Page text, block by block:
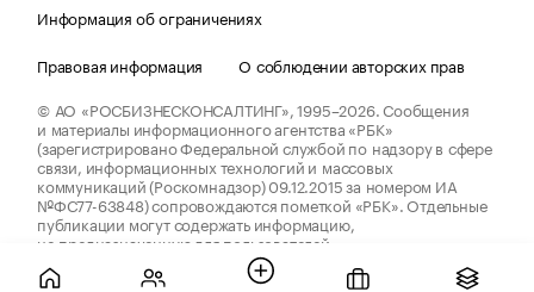
Информация об ограничениях
Правовая информация
О соблюдении авторских прав
© АО «РОСБИЗНЕСКОНСАЛТИНГ»,1995–2026.Сообщения
и материалы информационного агентства «РБК»
(зарегистрировано Федеральной службой по надзору в сфере
связи, информационных технологий и массовых
коммуникаций (Роскомнадзор) 09.12.2015 за номером ИА
№ФС77-63848) сопровождаются пометкой «РБК». Отдельные
публикации могут содержать информацию,
не предназначенную для пользователей
до 18 лет.
companycardsfeedback@rbc.ru